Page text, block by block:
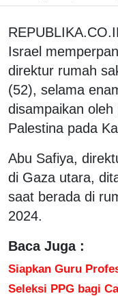
Israel
direktur rumah
(52), selama
disampaikan
Palestina pada
Abu Safiya,
di Gaza utara,
saat berada di
2024.
Baca Juga :
Siapkan Guru
Seleksi PPG bagi